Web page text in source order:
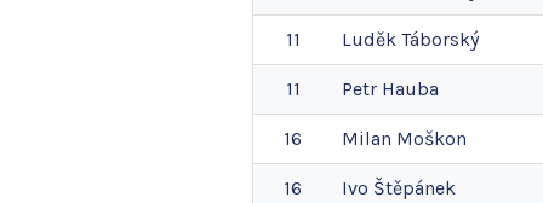
11 Luděk Táborský
11 Petr Hauba
16 Milan Moškon
16 Ivo Štěpánek